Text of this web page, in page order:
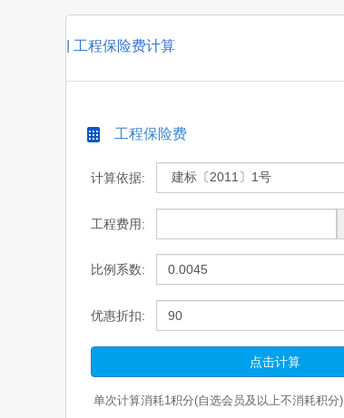
工程保险费计算
工程保险费
计算依据:
工程费用:
比例系数:
优惠折扣:
点击计算
单次计算消耗1积分(自选会员及以上不消耗积分)